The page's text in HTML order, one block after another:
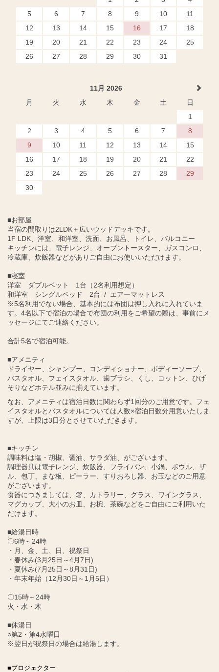
5
6 7 8 9 10
11
12
13 14 15 16 17
18
19
20 21 22 23 24
25
26
27 28 29 30 31
11月 2026
月
火 水 木 金 土
日
1
2
3 4 5 6 7
8
9
10 11 12 13 14
15
16
17 18 19 20 21
22
23
24 25 26 27 28
29
30
■お部屋
当宿の間取りは2LDK＋広いウッドデッキです。
1F LDK、洋室、和洋室、洗面、お風呂、トイレ、バルコニー
キッチンには、電子レンジ、オーブントースター、ガスコンロ、
冷蔵庫、炊飯器などがありご自由にお使いいただけます。
■寝室
洋室 ダブルベット 1台（2名利用想定）
和洋室 シングルベッド 2台 / エアーマットレス
※5名利用でない場合、基本的には布団は押し入れに入れていま
す。4名以下で宿泊の場合で布団の利用をご希望の際は、事前にメ
ッセージにてご連絡ください。
合計5名で宿泊可能。
■アメニティ
ドライヤー、シャンプー、コンディショナー、ボディーソープ、
バスタオル、フェイスタオル、歯ブラシ、くし、コットン、ひげ
そりなどホテル並みに揃えています。
なお、アメニティは宿泊日数に関わらず1回分のご用意です。フェ
イスタオルとバスタオルについては人数×宿泊日数分用意いたしま
すが、上限は3日分とさせていただきます。
■キッチン
調味料は塩・胡椒、醤油、サラダ油、がございます。
調理器具は電子レンジ、炊飯器、フライパン、小鍋、ボウル、ザ
ル、包丁、まな板、ピーラー、すりおろし器、お玉などのご用意
がございます。
食器につきましては、箸、カトラリー、グラス、ワイングラス、
マグカップ、大小のお皿、お椀、茶碗などをご自由にご利用いた
だけます。
■給湯日時
〇6時～24時
・月、金、土、日、祝祭日
・春休み(3月25日～4月7日)
・夏休み(7月25日～8月31日)
・年末年始（12月30日～1月5日）
〇15時～24時
火・水・木
■休湯日
○第2・第4水曜日
※翌日が祝祭日の場合は給湯します。
■プロジェクター